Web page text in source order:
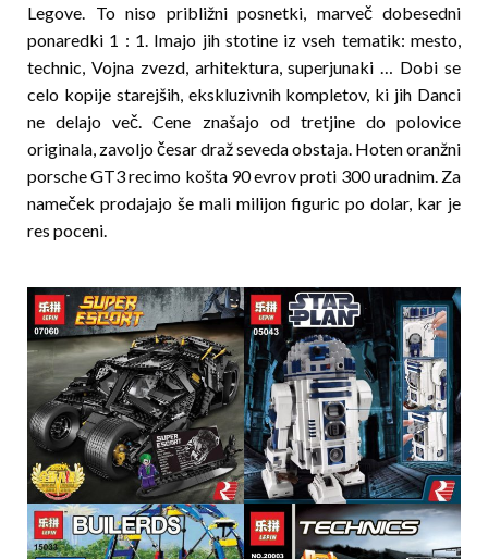
Legove. To niso približni posnetki, marveč dobesedni
ponaredki 1 : 1. Imajo jih stotine iz vseh te­matik: mesto,
technic, Vojna zvezd, arhitektura, su­perjunaki … Dobi se
celo kopije starejših, ekskluzivnih kompletov, ki jih Danci
ne delajo več. Cene znašajo od tretjine do polovice
originala, zavoljo česar draž seveda obstaja. Hoten oranžni
porsche GT3 recimo košta 90 evrov proti 300 uradnim. Za
na­meček prodajajo še mali milijon figuric po dolar, kar je
res poceni.